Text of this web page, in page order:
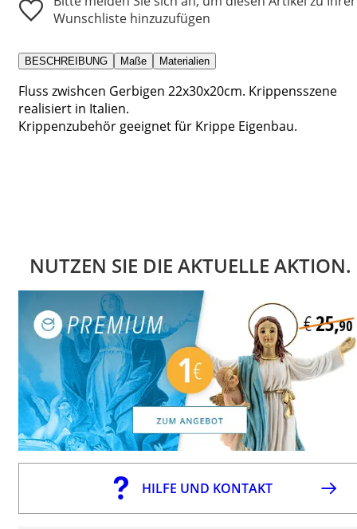
Wunschliste hinzuzufügen
BESCHREIBUNG Maße Materialien
Fluss zwishcen Gerbigen 22x30x20cm. Krippensszene
realisiert in Italien.
Krippenzubehör geeignet für Krippe Eigenbau.
NUTZEN SIE DIE AKTUELLE AKTION.
HILFE UND KONTAKT